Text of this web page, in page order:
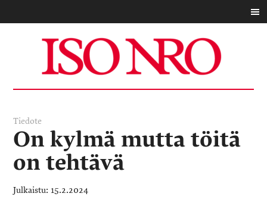
Tiedote
On kylmä mutta töitä
on tehtävä
15.2.2024